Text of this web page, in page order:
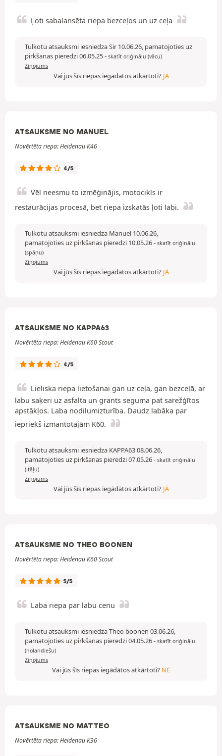
Ļoti sabalansēta riepa bezceļos un uz ceļa
Tulkotu atsauksmi iesniedza Sir 10.06.26, pamatojoties uz
pirkšanas pieredzi 06.05.25- skatīt oriģinālu (vācu)
Ziņojums
Vai jūs šīs riepas iegādātos atkārtoti? JĀ
ATSAUKSME NO MANUEL
Novērtēta riepa: Heidenau K46
4/5
Vēl neesmu to izmēģinājis, motocikls ir
restaurācijas procesā, bet riepa izskatās ļoti labi.
Tulkotu atsauksmi iesniedza Manuel 10.06.26,
pamatojoties uz pirkšanas pieredzi 10.05.26- skatīt oriģinālu
(spāņu)
Ziņojums
Vai jūs šīs riepas iegādātos atkārtoti? JĀ
ATSAUKSME NO KAPPA63
Novērtēta riepa: Heidenau K60 Scout
4/5
Lieliska riepa lietošanai gan uz ceļa, gan bezceļā, ar
labu saķeri uz asfalta un grants seguma pat sarežģītos
apstākļos. Laba nodilumizturība. Daudz labāka par
iepriekš izmantotajām K60.
Tulkotu atsauksmi iesniedza KAPPA63 08.06.26,
pamatojoties uz pirkšanas pieredzi 07.05.26- skatīt oriģinālu
(itāļu)
Ziņojums
Vai jūs šīs riepas iegādātos atkārtoti? JĀ
ATSAUKSME NO THEO BOONEN
Novērtēta riepa: Heidenau K60 Scout
5/5
Laba riepa par labu cenu
Tulkotu atsauksmi iesniedza Theo boonen 03.06.26,
pamatojoties uz pirkšanas pieredzi 04.05.26- skatīt oriģinālu
(holandiešu)
Ziņojums
Vai jūs šīs riepas iegādātos atkārtoti? NĒ
ATSAUKSME NO MATTEO
Novērtēta riepa: Heidenau K36